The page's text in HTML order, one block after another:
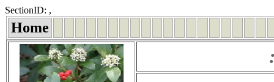
SectionID: ,
Home